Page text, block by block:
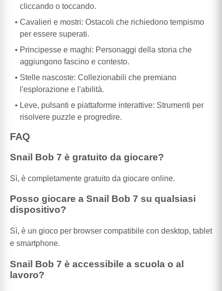
cliccando o toccando.
Cavalieri e mostri: Ostacoli che richiedono tempismo
per essere superati.
Principesse e maghi: Personaggi della storia che
aggiungono fascino e contesto.
Stelle nascoste: Collezionabili che premiano
l'esplorazione e l'abilità.
Leve, pulsanti e piattaforme interattive: Strumenti per
risolvere puzzle e progredire.
FAQ
Snail Bob 7 è gratuito da giocare?
Sì, è completamente gratuito da giocare online.
Posso giocare a Snail Bob 7 su qualsiasi
dispositivo?
Sì, è un gioco per browser compatibile con desktop, tablet
e smartphone.
Snail Bob 7 è accessibile a scuola o al
lavoro?